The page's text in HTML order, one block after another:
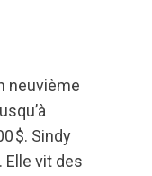
neuvième
$. Sindy
Elle vit des